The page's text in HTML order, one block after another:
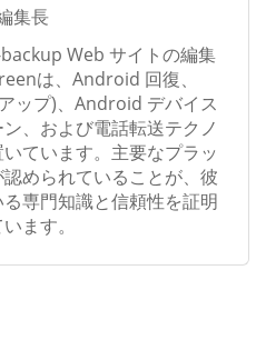
集長
Web サイトの編集
は、Android 回復、
ップ)、Android デバイス
、および電話転送テクノ
ています。主要なプラッ
められていることが、彼
専門知識と信頼性を証明
ます。